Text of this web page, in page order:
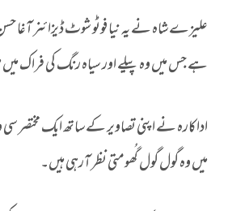
علیزے شاہ نے یہ نیا فوٹو شوٹ ڈیزائنر آغا
ہے جس میں وہ پیلے اور سیاہ رنگ کی فراک
اداکارہ نے اپنی تصاویر کے ساتھ ایک مختصر
میں وہ گول گول گُھومتی نظر آرہی ہیں۔